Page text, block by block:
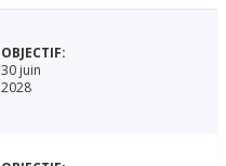
30 juin
2028